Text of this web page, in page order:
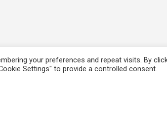
your preferences and repeat visits. By
Settings" to provide a controlled consent.